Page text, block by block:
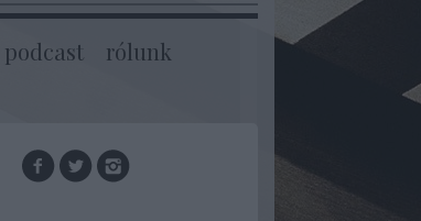
podcast rólunk